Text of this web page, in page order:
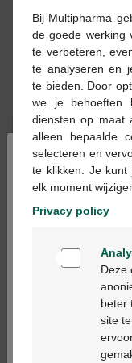
€ 6,09 € 12,19
Voorraad
Op
werkdag
levering in
levering
betalen
Ga
Bij Multipharma
de goede werking
te verbeteren,
te analyseren en
te bieden. Door
we je behoeften
diensten op maat
alleen bepaalde
selecteren en
te klikken. Je kunt
elk moment
Privacy policy
Deze
beter
site